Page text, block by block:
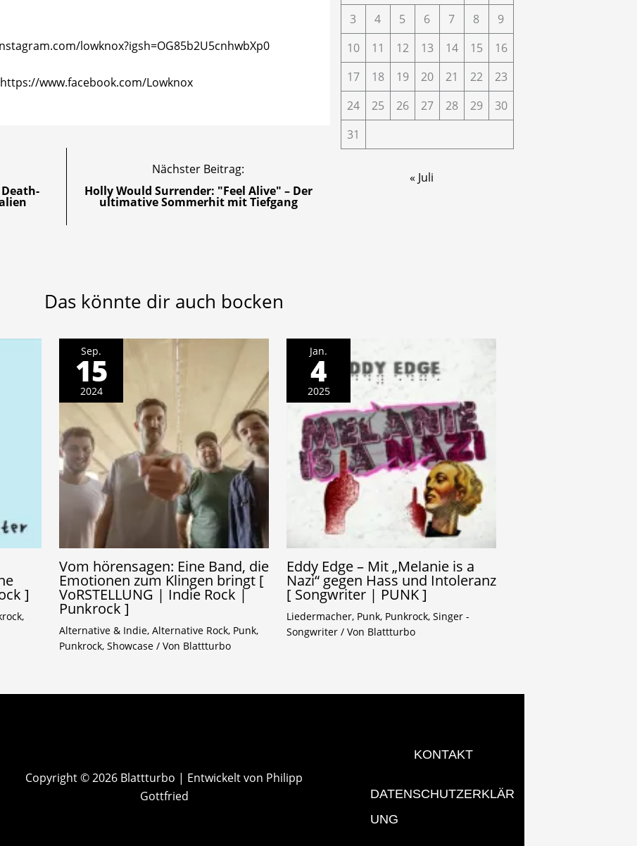
lowknox?igsh=OG85b2U5cnhwbXp0
https://www.facebook.com/Lowknox
Nächster Beitrag:
Holly Would Surrender: "Feel Alive" – Der
ultimative Sommerhit mit Tiefgang
3
4 5 6 7 8
9
10
11 12 13 14 15
16
17
18 19 20 21 22
23
24
25 26 27 28 29
30
31
« Juli
Das könnte dir auch bocken
]
,
Sep.
15
2024
Vom hörensagen: Eine Band, die
Emotionen zum Klingen bringt [
VoRSTELLUNG | Indie Rock |
Punkrock ]
Alternative & Indie, Alternative Rock, Punk,
Punkrock, Showcase / Von Blattturbo
Jan.
4
2025
Eddy Edge – Mit „Melanie is a
Nazi“ gegen Hass und Intoleranz
[ Songwriter | PUNK ]
Liedermacher, Punk, Punkrock, Singer -
Songwriter / Von Blattturbo
Copyright © 2026 Blattturbo | Entwickelt von Philipp
Gottfried
KONTAKT
DATENSCHUTZERKLÄR
UNG